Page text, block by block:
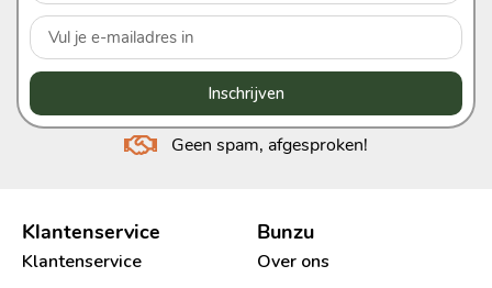
Inschrijven
Geen spam, afgesproken!
Klantenservice
Klantenservice
Bunzu
Over ons